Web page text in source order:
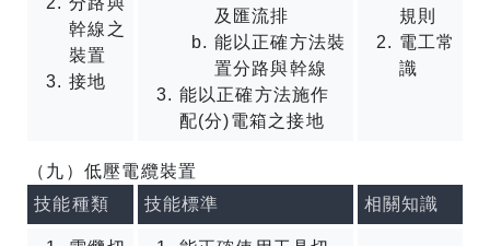
幹線之
裝置
接地
及匯流排
能以正確方法裝
置分路與幹線
能以正確方法施作
配(分)電箱之接地
規則
電工常
識
（九）低壓電纜裝置
技能種類
技能標準 相關知識